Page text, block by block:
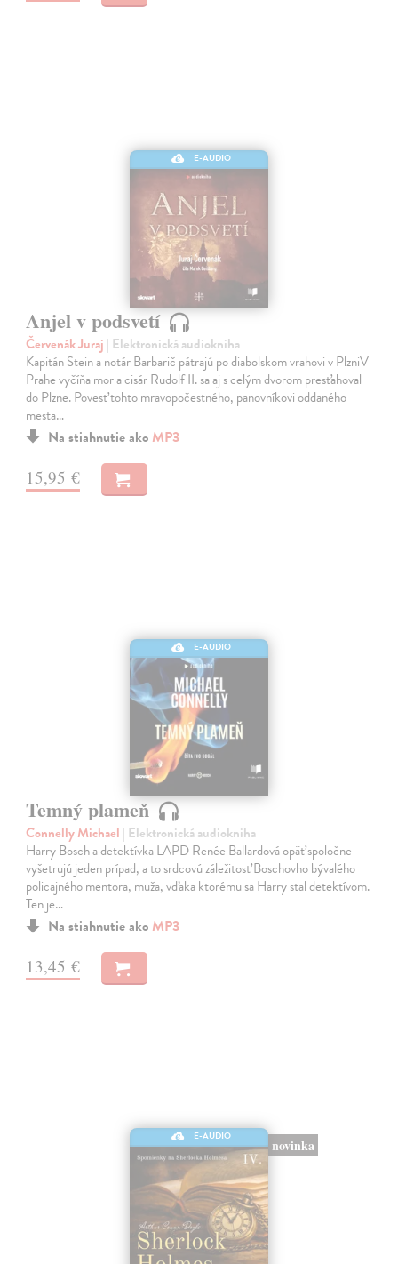
E-AUDIO
Anjel v podsvetí
Červenák Juraj | Elektronická audiokniha
Kapitán Stein a notár Barbarič pátrajú po diabolskom vrahovi v PlzniV
Prahe vyčíňa mor a cisár Rudolf II. sa aj s celým dvorom presťahoval
do Plzne. Povesť tohto mravopočestného, panovníkovi oddaného
mesta…
Na stiahnutie ako MP3
15,95 €
E-AUDIO
Temný plameň
Connelly Michael | Elektronická audiokniha
Harry Bosch a detektívka LAPD Renée Ballardová opäť spoločne
vyšetrujú jeden prípad, a to srdcovú záležitosť Boschovho bývalého
policajného mentora, muža, vďaka ktorému sa Harry stal detektívom.
Ten je…
Na stiahnutie ako MP3
13,45 €
E-AUDIO
novinka